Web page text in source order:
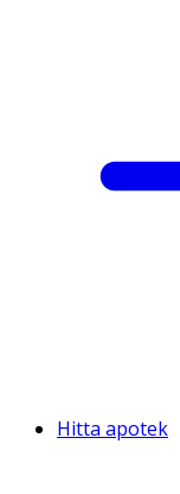
Hitta apotek